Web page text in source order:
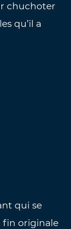
chuchoter
qu’il a
qui se
fin originale